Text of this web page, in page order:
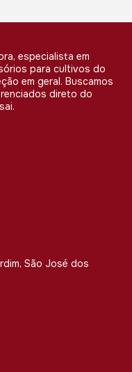
especialista em
para cultivos do
em geral. Buscamos
direto do
São José dos